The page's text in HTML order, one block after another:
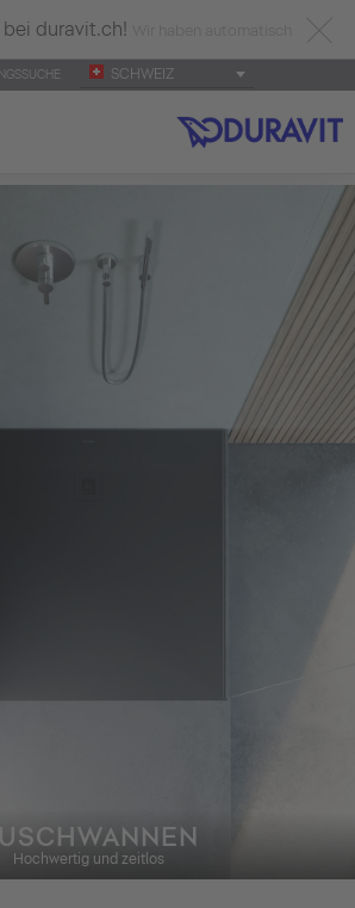
duravit.ch!
erkannt.
SCHWEIZ
Hochwertig und zeitlos